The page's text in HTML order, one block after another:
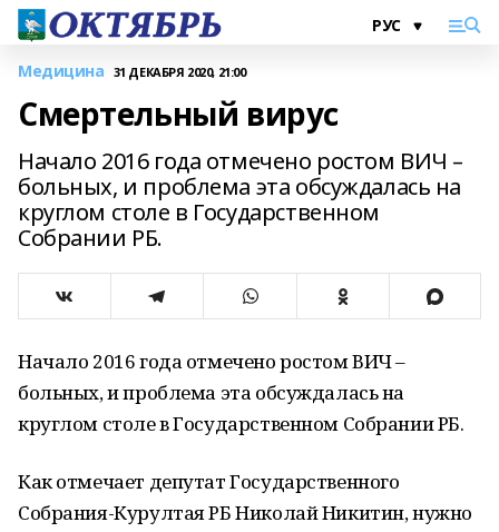
Медицина 31 ДЕКАБРЯ 2020, 21:00
Смертельный вирус
Начало 2016 года отмечено ростом ВИЧ –
больных, и проблема эта обсуждалась на
круглом столе в Государственном
Собрании РБ.
Начало 2016 года отмечено ростом ВИЧ –
больных, и проблема эта обсуждалась на
круглом столе в Государственном Собрании РБ.
Как отмечает депутат Государственного
Собрания-Курултая РБ Николай Никитин, нужно